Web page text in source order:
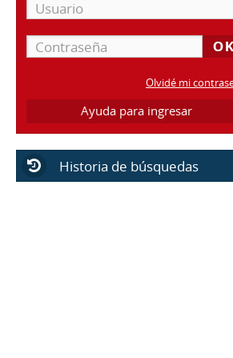
Olvidé mi
Ayuda para ingresar
Historia de búsquedas